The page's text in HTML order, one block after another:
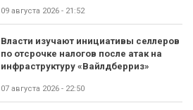
09 августа 2026 - 21:52
Власти изучают инициативы селлеров
по отсрочке налогов после атак на
инфраструктуру «Вайлдберриз»
07 августа 2026 - 22:50